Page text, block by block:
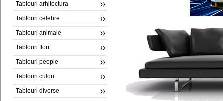
Tablouri arhitectura
Tablouri celebre
Tablouri animale
Tablouri flori
Tablouri people
Tablouri culori
Tablouri diverse